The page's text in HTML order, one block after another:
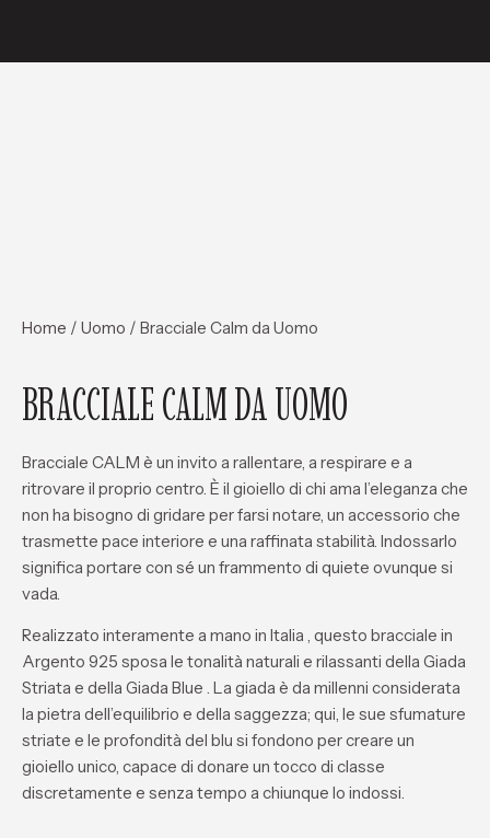
Home / Uomo / Bracciale Calm da Uomo
BRACCIALE CALM DA UOMO
Bracciale CALM è un invito a rallentare, a respirare e a
ritrovare il proprio centro. È il gioiello di chi ama l’eleganza che
non ha bisogno di gridare per farsi notare, un accessorio che
trasmette pace interiore e una raffinata stabilità. Indossarlo
significa portare con sé un frammento di quiete ovunque si
vada.
Realizzato interamente a mano in Italia , questo bracciale in
Argento 925 sposa le tonalità naturali e rilassanti della Giada
Striata e della Giada Blue . La giada è da millenni considerata
la pietra dell’equilibrio e della saggezza; qui, le sue sfumature
striate e le profondità del blu si fondono per creare un
gioiello unico, capace di donare un tocco di classe
discretamente e senza tempo a chiunque lo indossi.